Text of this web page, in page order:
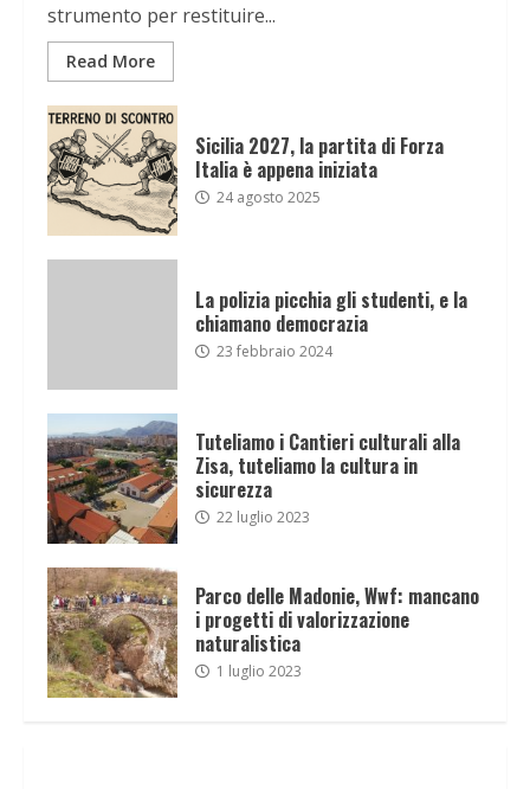
strumento per restituire...
Read More
Sicilia 2027, la partita di Forza
Italia è appena iniziata
24 agosto 2025
La polizia picchia gli studenti, e la
chiamano democrazia
23 febbraio 2024
Tuteliamo i Cantieri culturali alla
Zisa, tuteliamo la cultura in
sicurezza
22 luglio 2023
Parco delle Madonie, Wwf: mancano
i progetti di valorizzazione
naturalistica
1 luglio 2023